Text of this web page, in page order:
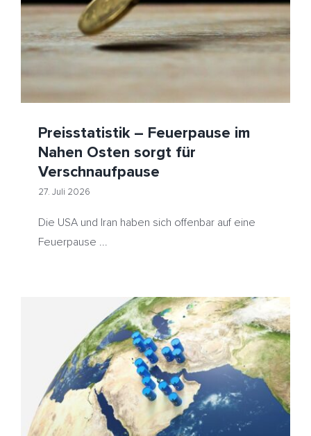
Preisstatistik – Feuerpause im
Nahen Osten sorgt für
Verschnaufpause
27. Juli 2026
Die USA und Iran haben sich offenbar auf eine
Feuerpause ...
Spannungen am Weltmarkt treiben Rohölpreise auf 2-
Monats-Hoch – Heizöl etwas teurer
HeizölNews Iran Rotes Meer Straße von Hormus